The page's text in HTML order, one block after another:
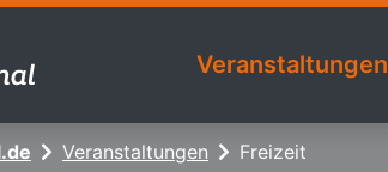
Veranstaltungen
Veranstaltungen Freizeit